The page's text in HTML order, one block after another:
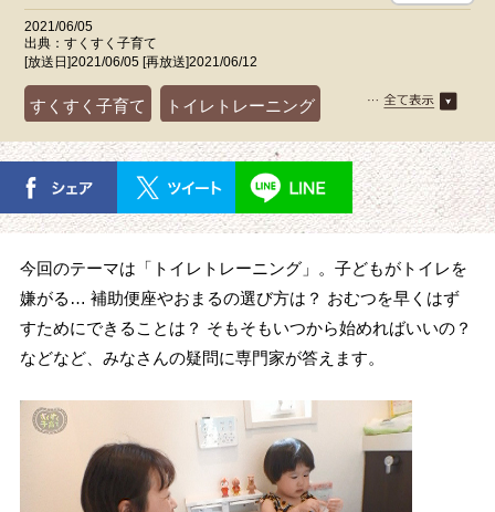
2021/06/05
出典：すくすく子育て
[放送日]2021/06/05 [再放送]2021/06/12
すくすく子育て トイレトレーニング
今回のテーマは「トイレトレーニング」。子どもがトイレを
嫌がる… 補助便座やおまるの選び方は？ おむつを早くはず
すためにできることは？ そもそもいつから始めればいいの？
などなど、みなさんの疑問に専門家が答えます。